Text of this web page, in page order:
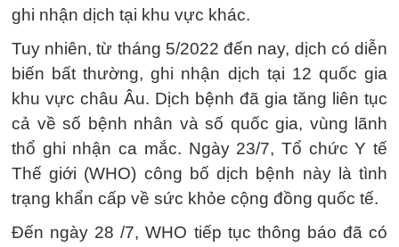
ghi nhận dịch tại khu vực khác.
Tuy nhiên, từ tháng 5/2022 đến nay, dịch có diễn
biến bất thường, ghi nhận dịch tại 12 quốc gia
khu vực châu Âu. Dịch bệnh đã gia tăng liên tục
cả về số bệnh nhân và số quốc gia, vùng lãnh
thổ ghi nhận ca mắc. Ngày 23/7, Tổ chức Y tế
Thế giới (WHO) công bố dịch bệnh này là tình
trạng khẩn cấp về sức khỏe cộng đồng quốc tế.
Đến ngày 28 /7, WHO tiếp tục thông báo đã có